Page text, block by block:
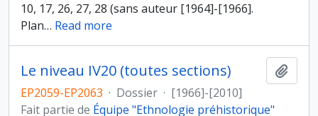
10, 17, 26, 27, 28 (sans auteur [1964]-[1966].
Plan… Read more
Le niveau IV20 (toutes sections)
EP2059-EP2063 · Dossier · [1966]-[2010]
Fait partie de Équipe "Ethnologie préhistorique"